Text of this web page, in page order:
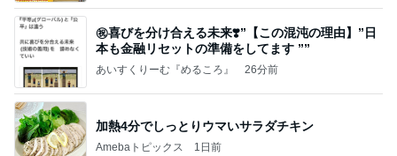
㊗️喜びを分け合える未来❣️”【この混沌の理由】”⽇
本も⾦融リセットの準備をしてます ””
あいすくりーむ『めるころ』 26分前
加熱4分でしっとりウマいサラダチキン
Amebaトピックス 1日前